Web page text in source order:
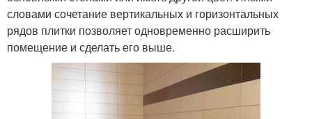
словами сочетание вертикальных и горизонтальных
рядов плитки позволяет одновременно расширить
помещение и сделать его выше.